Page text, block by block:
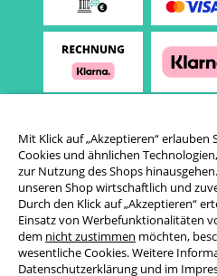
AGB
Mit Klick auf „Akzeptieren“ erlauben
Cookies und ähnlichen
zur Nutzung des Shops
unseren Shop wirtschaftlich und
Durch den Klick auf „Akzeptieren“
Einsatz von Werbefunktionalitäten
dem nicht zustimmen möchten,
wesentliche Cookies. Weitere
Datenschutzerklärung und im